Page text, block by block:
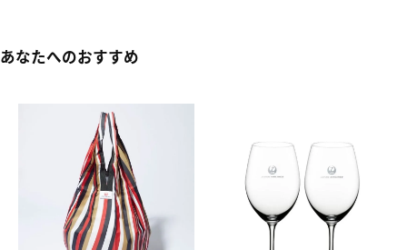
あなたへのおすすめ